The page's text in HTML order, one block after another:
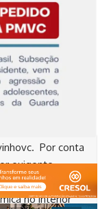
destino de
ao
parceira com o
de Vitória
– Rua
nos dias 25 e
os ingressos já
. Por conta
exigente,
estratégico
no interior